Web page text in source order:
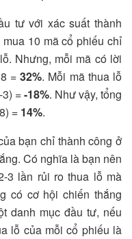
tư với xác suất thành
10 mã cổ phiếu chỉ
Nhưng, mỗi mã có lời
8 =32%. Mỗi mã thua lỗ
=-18%. Như vậy, tổng
= 14%.
bạn chỉ thành công ở
Có nghĩa là bạn nên
3 lần rủi ro thua lỗ mà
có cơ hội chiến thắng
danh mục đầu tư, nếu
lỗ của mỗi cổ phiếu là